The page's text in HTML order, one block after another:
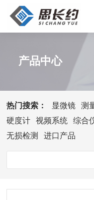
产品中心
热门搜索： 显微镜 测
硬度计
视频系统 综合
无损检测
进口产品